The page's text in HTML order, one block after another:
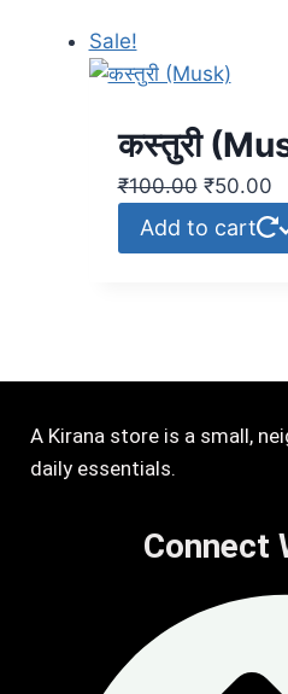
Sale!
कस्तुरी
₹100.00 ₹50.00
Add to cart
A Kirana store is a small,
daily essentials.
Connect